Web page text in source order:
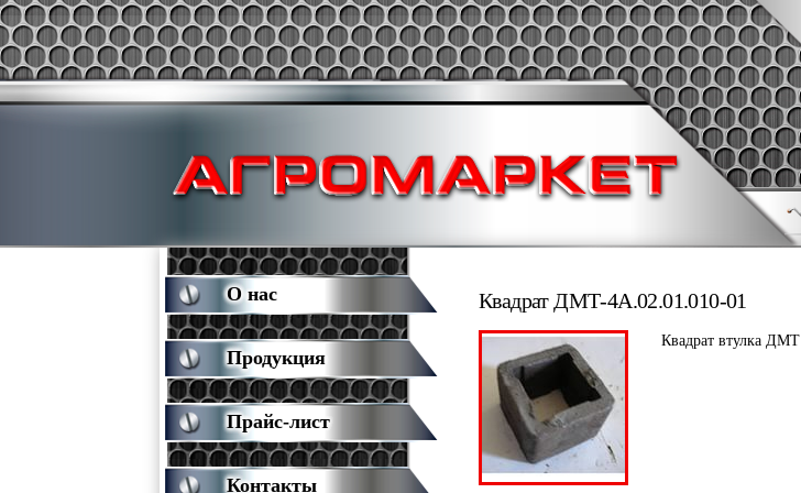
Квадрат ДМТ-4А.02.01.010-01
Квадрат втулка ДМТ
О нас
Продукция
Прайс-лист
Контакты